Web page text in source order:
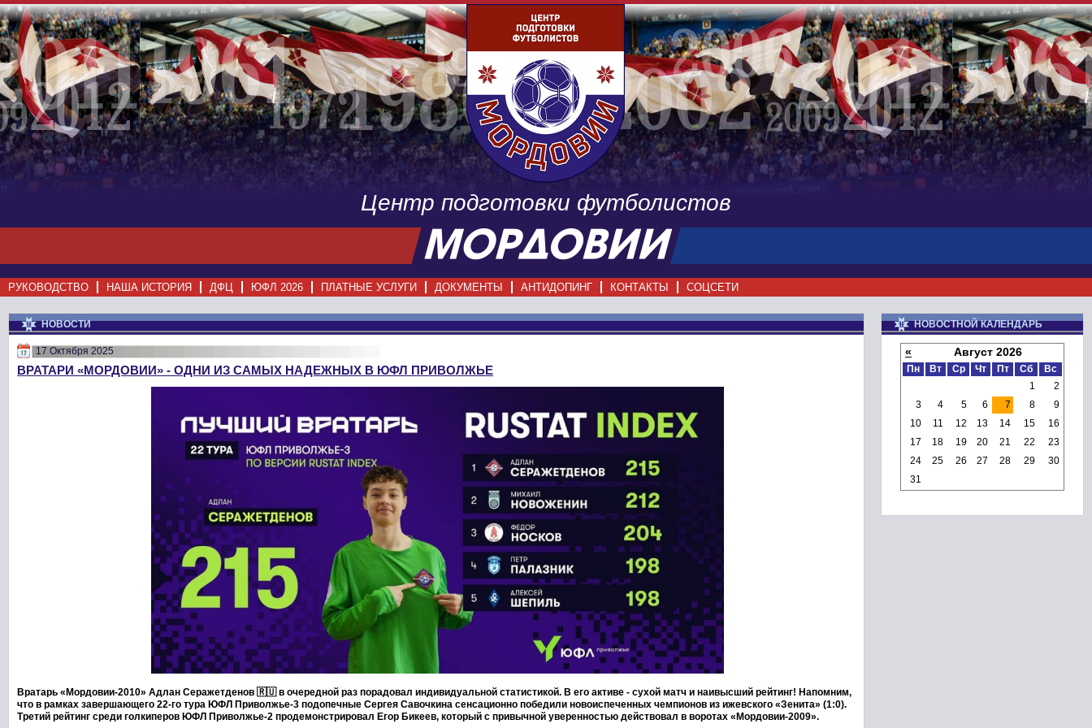
Центр подготовки футболистов
РУКОВОДСТВО НАША ИСТОРИЯ ДФЦ ЮФЛ 2026 ПЛАТНЫЕ УСЛУГИ ДОКУМЕНТЫ АНТИДОПИНГ КОНТАКТЫ СОЦСЕТИ
НОВОСТИ
17 Октября 2025
ВРАТАРИ «МОРДОВИИ» - ОДНИ ИЗ САМЫХ НАДЕЖНЫХ В ЮФЛ ПРИВОЛЖЬЕ
Вратарь «Мордовии-2010» Адлан Серажетденов 🇷🇺 в очередной раз порадовал индивидуальной статистикой. В его активе - сухой матч и наивысший рейтинг! Напомним,
что в рамках завершающего 22-го тура ЮФЛ Приволжье-3 подопечные Сергея Савочкина сенсационно победили новоиспеченных чемпионов из ижевского «Зенита» (1:0).
Третий рейтинг среди голкиперов ЮФЛ Приволжье-2 продемонстрировал Егор Бикеев, который с привычной уверенностью действовал в воротах «Мордовии-2009».
НОВОСТНОЙ КАЛЕНДАРЬ
« Август 2026
Пн Вт Ср Чт Пт Сб
Вс
1
2
3
4 5 6 7 8
9
10
11 12 13 14 15
16
17
18 19 20 21 22
23
24
25 26 27 28 29
30
31